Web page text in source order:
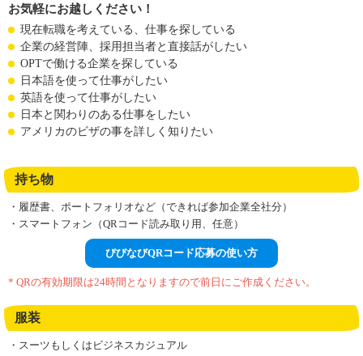
お気軽にお越しください！
現在転職を考えている、仕事を探している
企業の経営陣、採用担当者と直接話がしたい
OPTで働ける企業を探している
日本語を使って仕事がしたい
英語を使って仕事がしたい
日本と関わりのある仕事をしたい
アメリカのビザの事を詳しく知りたい
持ち物
・履歴書、ポートフォリオなど（できれば参加企業全社分）
・スマートフォン（QRコード読み取り用、任意）
びびなびQRコード応募の使い方
* QRの有効期限は24時間となりますので前日にご作成ください。
服装
・スーツもしくはビジネスカジュアル